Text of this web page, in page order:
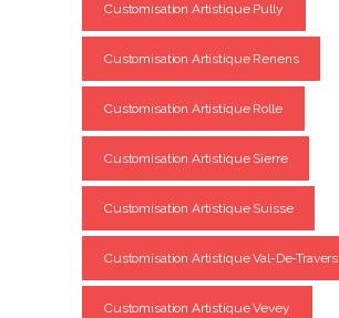
Customisation Artistique Pully
Customisation Artistique Renens
Customisation Artistique Rolle
Customisation Artistique Sierre
Customisation Artistique Suisse
Customisation Artistique Val-De-Travers
Customisation Artistique Vevey